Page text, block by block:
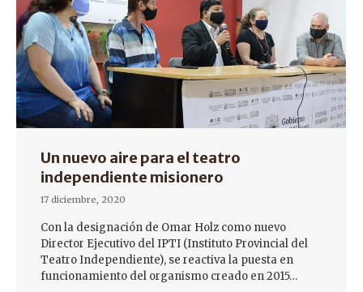
Un nuevo aire para el teatro
independiente misionero
17 diciembre, 2020
Con la designación de Omar Holz como nuevo
Director Ejecutivo del IPTI (Instituto Provincial del
Teatro Independiente), se reactiva la puesta en
funcionamiento del organismo creado en 2015…